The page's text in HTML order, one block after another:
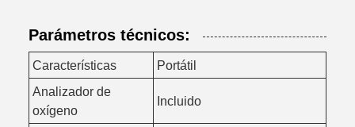
Parámetros técnicos:
Características
Portátil
Analizador de
oxígeno
Incluido